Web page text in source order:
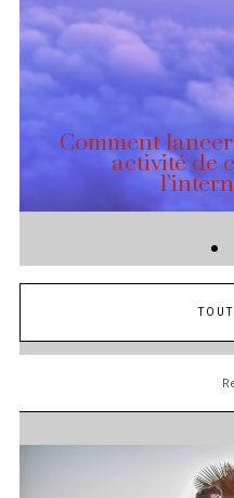
Comment
activité de